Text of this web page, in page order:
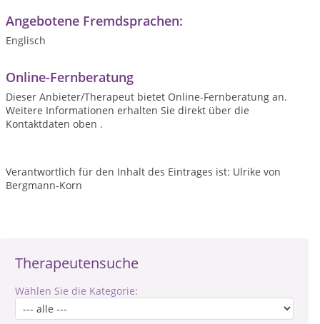
Therapeutensuche
Wählen Sie die Kategorie:
Angebotene Fremdsprachen:
Englisch
Online-Fernberatung
Dieser Anbieter/Therapeut bietet Online-Fernberatung an.
Weitere Informationen erhalten Sie direkt über die
Kontaktdaten oben .
Verantwortlich für den Inhalt des Eintrages ist: Ulrike von
Bergmann-Korn